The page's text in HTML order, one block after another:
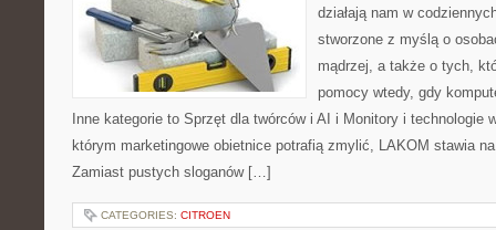
działają nam w
stworzone z myślą o
mądrzej, a także o tych,
pomocy wtedy, gdy
Inne kategorie to Sprzęt dla twórców i AI i Monitory i technologie
którym marketingowe obietnice potrafią zmylić, LAKOM stawia
Zamiast pustych sloganów […]
CATEGORIES: CITROEN